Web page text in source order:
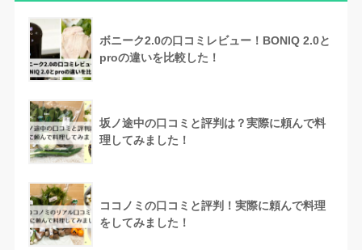
ボニーク2.0の口コミレビュー！BONIQ 2.0と
proの違いを比較した！
坂ノ途中の口コミと評判は？実際に頼んで料
理してみました！
ココノミの口コミと評判！実際に頼んで料理
をしてみました！